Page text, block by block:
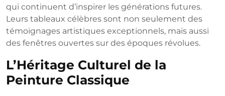
qui continuent d’inspirer les générations futures.
Leurs tableaux célèbres sont non seulement des
témoignages artistiques exceptionnels, mais aussi
des fenêtres ouvertes sur des époques révolues.
L’Héritage Culturel de la
Peinture Classique